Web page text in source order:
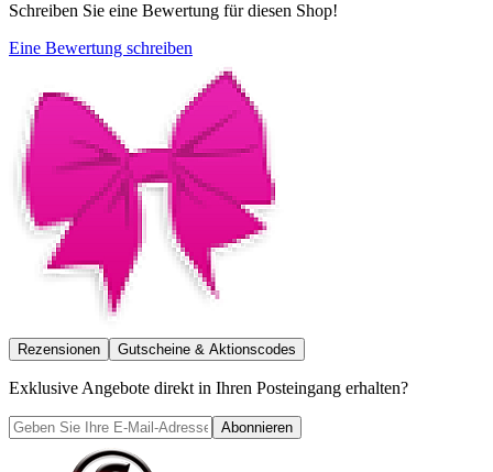
Schreiben Sie eine Bewertung für diesen Shop!
Eine Bewertung schreiben
Rezensionen Gutscheine & Aktionscodes
Exklusive Angebote direkt in Ihren Posteingang erhalten?
Abonnieren